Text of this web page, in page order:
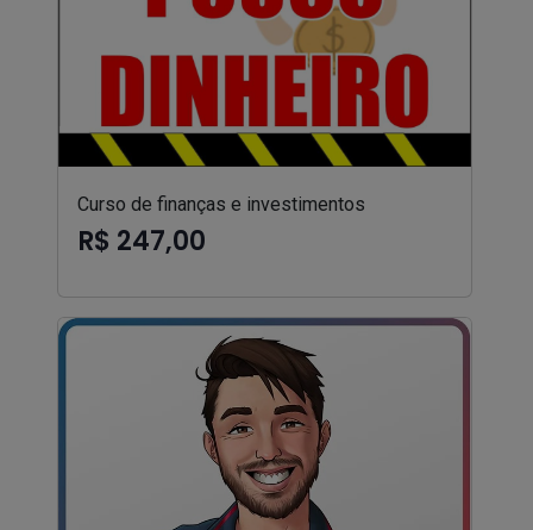
Curso de finanças e investimentos
R$ 247,00